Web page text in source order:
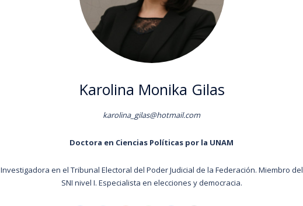
Karolina Monika Gilas
karolina_gilas@hotmail.com
Doctora en Ciencias Políticas por la UNAM
Investigadora en el Tribunal Electoral del Poder Judicial de la Federación. Miembro del
SNI nivel I. Especialista en elecciones y democracia.